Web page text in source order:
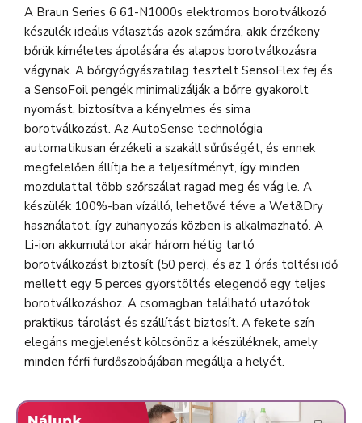
A Braun Series 6 61-N1000s elektromos borotválkozó
készülék ideális választás azok számára, akik érzékeny
bőrük kíméletes ápolására és alapos borotválkozásra
vágynak. A bőrgyógyászatilag tesztelt SensoFlex fej és
a SensoFoil pengék minimalizálják a bőrre gyakorolt
nyomást, biztosítva a kényelmes és sima
borotválkozást. Az AutoSense technológia
automatikusan érzékeli a szakáll sűrűségét, és ennek
megfelelően állítja be a teljesítményt, így minden
mozdulattal több szőrszálat ragad meg és vág le. A
készülék 100%-ban vízálló, lehetővé téve a Wet&Dry
használatot, így zuhanyozás közben is alkalmazható. A
Li-ion akkumulátor akár három hétig tartó
borotválkozást biztosít (50 perc), és az 1 órás töltési idő
mellett egy 5 perces gyorstöltés elegendő egy teljes
borotválkozáshoz. A csomagban található utazótok
praktikus tárolást és szállítást biztosít. A fekete szín
elegáns megjelenést kölcsönöz a készüléknek, amely
minden férfi fürdőszobájában megállja a helyét.